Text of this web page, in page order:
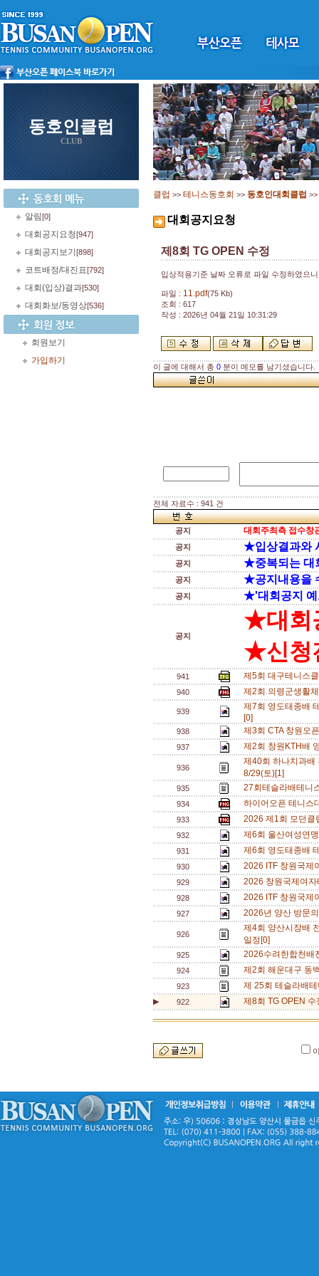
동호인클럽
CLUB
알림[0]
대회공지요청[947]
대회공지보기 [898]
코트배정/대진표[792]
대회(입상)결과[530]
대회화보/동영상[536]
회원보기
가입하기
클럽 >> 테니스동호회 >> 동호인대회클럽 >>
대회공지요청
제8회 TG OPEN 수정
입상적용기준 날짜 오류로 파일 수정하였으
파일 : 11.pdf(75 Kb)
조회 : 617
작성 : 2026년 04월 21일 10:31:29
이 글에 대해서 총 0 분이 메모를 남기셨습니다.
전체 자료수 : 941 건
공지 대회주최측 접수창
공지 ★입상결과와
공지 ★중복되는 대
공지 ★공지내용을
공지 ★'대회공지 예
공지
★대회
★신청
941 제5회 대구테니스
940 제2회 의령군생활
939
제7회 영도태종배
[0]
938 제3회 CTA 창원오
937 제2회 창원KTH배
936
제40회 하나치과배
8/29(토)[1]
935 27회테슬라배테니
934 하이어오픈 테니스
933 2026 제1회 모던
932 제6회 울산여성연
931 제6회 영도태종배
930 2026 ITF 창원국제
929 2026 창원국제여
928 2026 ITF 창원국제
927 2026년 양산 방문
926
제4회 양산시장배
일정[0]
925 2026수려한합천배
924 제2회 해운대구 동
923 제 25회 테슬라배
▶ 922 제8회 TG OPEN 수